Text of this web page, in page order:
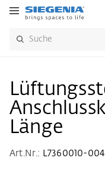
Länge
Art.Nr.: L7360010-